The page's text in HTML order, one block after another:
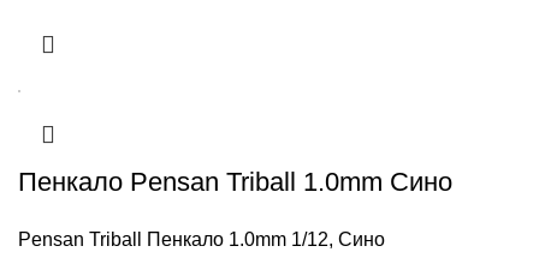
Пенкало Pensan Triball 1.0mm Сино
Pensan Triball Пенкало 1.0mm 1/12, Сино